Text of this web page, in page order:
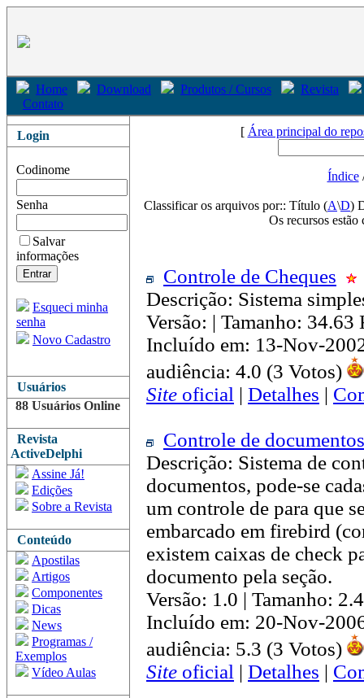
Home Download Produtos / Cursos
Revista
Contato
Login
Codinome
Senha
Salvar
informações
Esqueci minha
senha
Novo Cadastro
Usuários
88 Usuários Online
Revista
ActiveDelphi
Assine Já!
Edições
Sobre a Revista
Conteúdo
Apostilas
Artigos
Componentes
Dicas
News
Programas /
Exemplos
Vídeo Aulas
[ Área principal do
Índice
Classificar os arquivos por:: Título (A\D)
Os recursos
Controle de Cheques
Descrição: Sistema
Versão: | Tamanho: 34.63
Incluído em: 13-Nov-
audiência: 4.0 (3 Votos)
Site oficial | Detalhes |
Controle de documentos
Descrição: Sistema de
documentos, pode-se
um controle de para que
embarcado em firebird
existem caixas de check
documento pela seção.
Versão: 1.0 | Tamanho:
Incluído em: 20-Nov-
audiência: 5.3 (3 Votos)
Site oficial | Detalhes |